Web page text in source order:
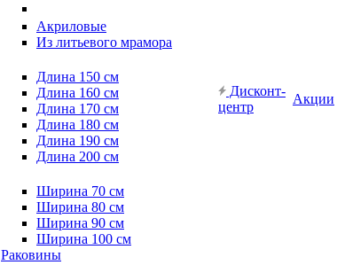
Акриловые
Из литьевого мрамора
Длина 150 см
Длина 160 см
Длина 170 см
Длина 180 см
Длина 190 см
Длина 200 см
Ширина 70 см
Ширина 80 см
Ширина 90 см
Ширина 100 см
Раковины
Дисконт-
центр
Акции